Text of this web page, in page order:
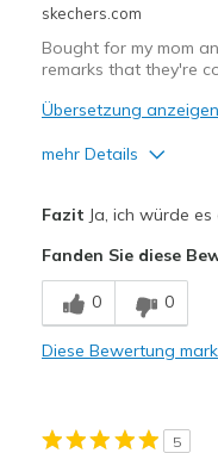
skechers.com
Bought for my mom
remarks that they're
Übersetzung anzeigen
mehr Details
Width
Sizing
Fazit Ja, ich würde
Fanden Sie diese
0 0
Diese Bewertung
5